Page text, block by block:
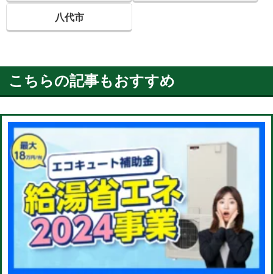
八代市
こちらの記事もおすすめ